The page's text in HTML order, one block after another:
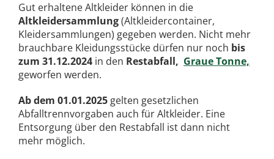
Gut erhaltene Altkleider können in die
Altkleidersammlung(Altkleidercontainer,
Kleidersammlungen) gegeben werden. Nicht mehr
brauchbare Kleidungsstücke dürfen nur noch bis
zum 31.12.2024 in den Restabfall, Graue Tonne,
geworfen werden.
Ab dem 01.01.2025 gelten gesetzlichen
Abfalltrennvorgaben auch für Altkleider. Eine
Entsorgung über den Restabfall ist dann nicht
mehr möglich.